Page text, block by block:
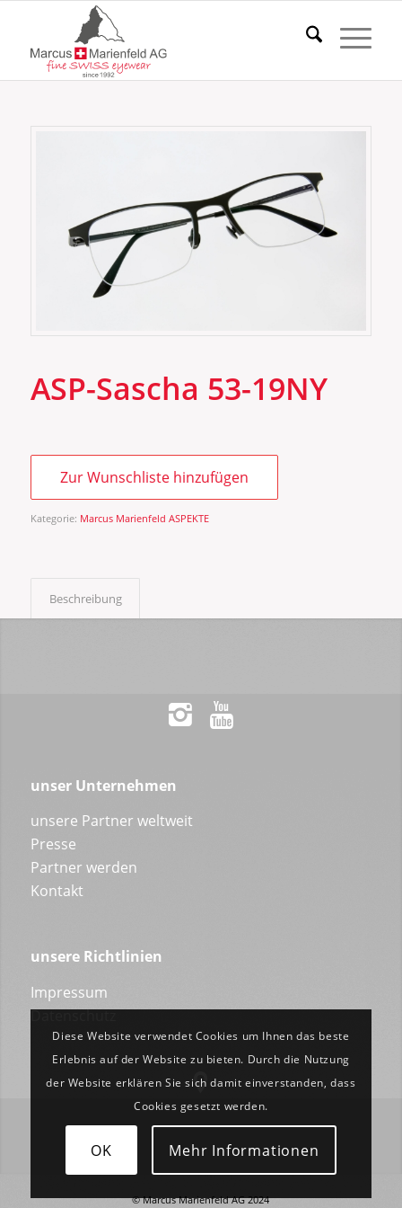
ASP-Sascha 53-19NY
Zur Wunschliste hinzufügen
Kategorie: Marcus Marienfeld ASPEKTE
Beschreibung
unser Unternehmen
unsere Partner weltweit
Presse
Partner werden
Kontakt
unsere Richtlinien
Impressum
Datenschutz
© Marcus Marienfeld AG 2024
Diese Website verwendet Cookies um Ihnen das beste
Erlebnis auf der Website zu bieten. Durch die Nutzung
der Website erklären Sie sich damit einverstanden, dass
Cookies gesetzt werden.
OK Mehr Informationen